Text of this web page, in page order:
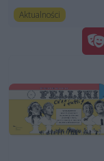
Aktualności